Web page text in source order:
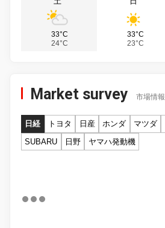
33°C
24°C
33°C
23°C
Market survey 市場情報
日経 トヨタ 日産 ホンダ マツダ
SUBARU
日野 ヤマハ発動機